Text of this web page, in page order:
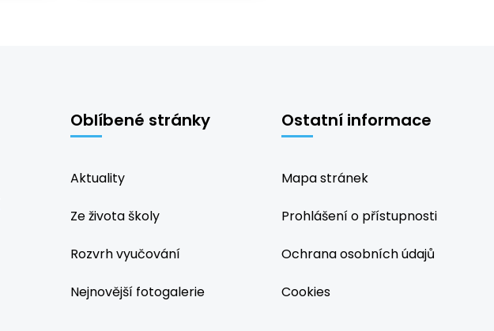
Oblíbené stránky
Aktuality
Ze života školy
Rozvrh vyučování
Nejnovější fotogalerie
Ostatní informace
Mapa stránek
Prohlášení o přístupnosti
Ochrana osobních údajů
Cookies